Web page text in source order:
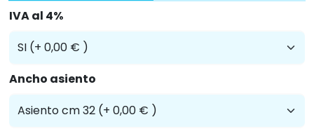
IVA al 4%
Ancho asiento